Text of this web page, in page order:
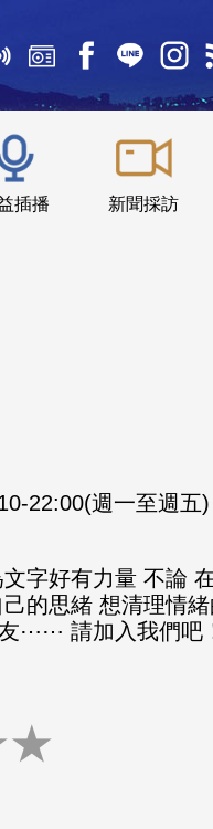
插播 新聞採訪
22:00(週一至週五)
字好有力量 不論
的思緒 想清理情
⋯⋯ 請加入我們吧
★